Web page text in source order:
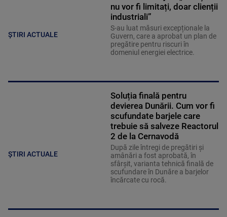
ȘTIRI ACTUALE
nu vor fi limitați, doar clienții
industriali”
S-au luat măsuri excepționale la
Guvern, care a aprobat un plan de
pregătire pentru riscuri în
domeniul energiei electrice.
ȘTIRI ACTUALE
Soluția finală pentru
devierea Dunării. Cum vor fi
scufundate barjele care
trebuie să salveze Reactorul
2 de la Cernavodă
După zile întregi de pregătiri și
amânări a fost aprobată, în
sfârșit, varianta tehnică finală de
scufundare în Dunăre a barjelor
încărcate cu rocă.